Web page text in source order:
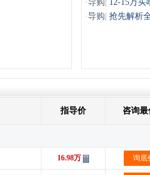
·导购 12-15万
·导购 抢先解析
指导价 咨询最
16.98万 询底